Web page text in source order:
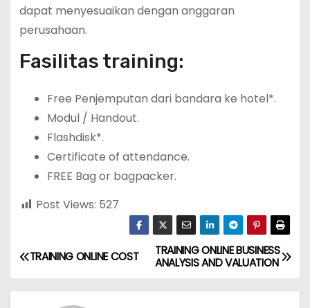
dapat menyesuaikan dengan anggaran
perusahaan.
Fasilitas training:
Free Penjemputan dari bandara ke hotel*.
Modul / Handout.
Flashdisk*.
Certificate of attendance.
FREE Bag or bagpacker.
Post Views: 527
P
o
TRAINING ONLINE BUSINESS
ANALYSIS AND VALUATION
TRAINING ONLINE COST